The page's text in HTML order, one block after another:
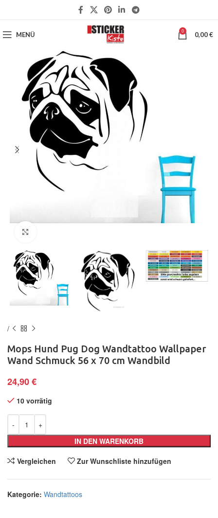
MENÜ 0 0,00€
Mops Hund Pug Dog Wandtattoo Wallpaper
Wand Schmuck 56 x 70 cm Wandbild
24,90€
10 vorrätig
IN DEN WARENKORB
Vergleichen Zur Wunschliste hinzufügen
Kategorie: Wandtattoos